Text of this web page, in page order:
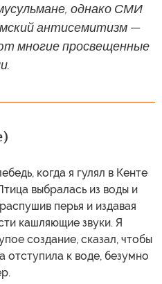
однако СМИ
антисемитизм —
многие просвещенные
когда я гулял в Кенте
выбралась из воды и
перья и издавая
кашляющие звуки. Я
создание, сказал, чтобы
отступила к воде, безумно